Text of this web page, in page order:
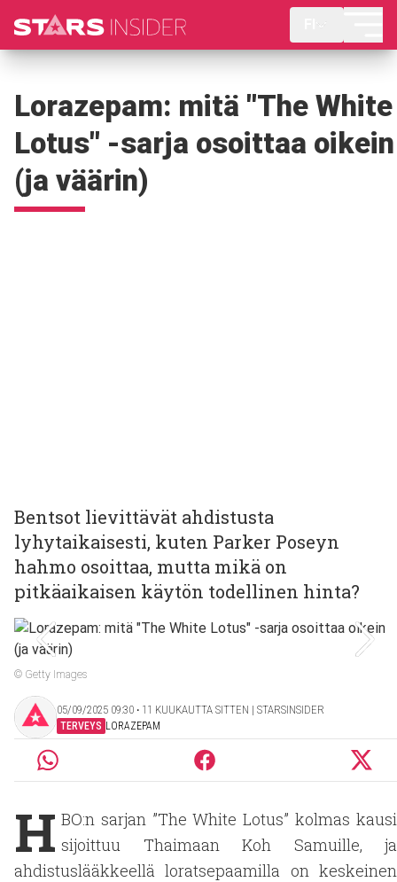
Lorazepam: mitä "The White
Lotus" -sarja osoittaa oikein
(ja väärin)
Bentsot lievittävät ahdistusta
lyhytaikaisesti, kuten Parker Poseyn
hahmo osoittaa, mutta mikä on
pitkäaikaisen käytön todellinen hinta?
© Getty Images
05/09/2025 09:30 ‧ 11 KUUKAUTTA SITTEN | STARSINSIDER
TERVEYS LORAZEPAM
H BO:n sarjan ”The White Lotus” kolmas kausi
sijoittuu Thaimaan Koh Samuille, ja
ahdistuslääkkeellä loratsepaamilla on keskeinen